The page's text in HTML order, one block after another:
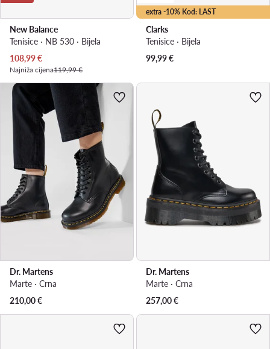
New Balance
Tenisice · NB 530 · Bijela
Trenutna cijena
108,99€
Najniža cijena119,99 €
extra -10% Kod: LAST
Clarks
Tenisice · Bijela
99,99€
Dr. Martens
Marte · Crna
210,00€
Dr. Martens
Marte · Crna
257,00€